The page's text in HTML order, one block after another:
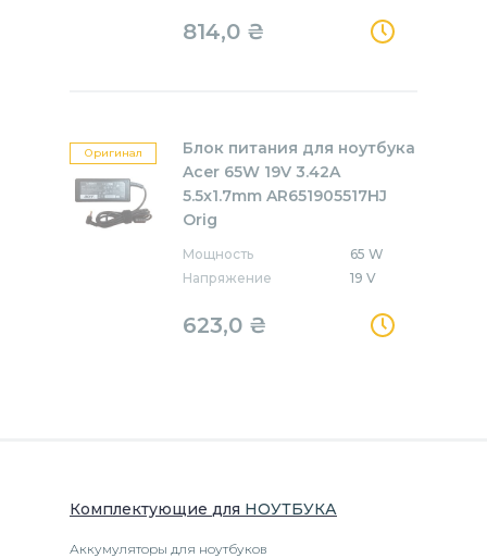
814,0 ₴
Оригинал
Блок питания для ноутбука
Acer 65W 19V 3.42A
5.5x1.7mm AR651905517HJ
Orig
Мощность
65 W
Напряжение
19 V
623,0 ₴
Комплектующие для НОУТБУКА
Аккумуляторы для ноутбуков